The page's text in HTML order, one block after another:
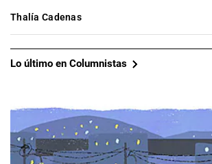
Thalía Cadenas
Lo último en Columnistas